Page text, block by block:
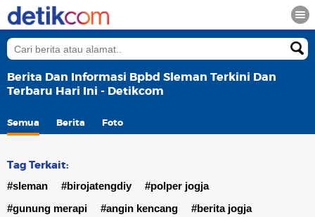
Berita Dan Informasi Bpbd Sleman Terkini Dan
Terbaru Hari Ini - Detikcom
Semua Berita Foto
Tag Terkait:
#sleman #birojatengdiy
#polper jogja
#gunung merapi
#angin kencang #berita jogja